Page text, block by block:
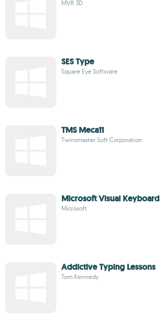
MVR 3D
SES Type
Square Eye Software
TMS Meca11
Twinsmaster Soft Corporation
Microsoft Visual Keyboard
Microsoft
Addictive Typing Lessons
Tom Kennedy